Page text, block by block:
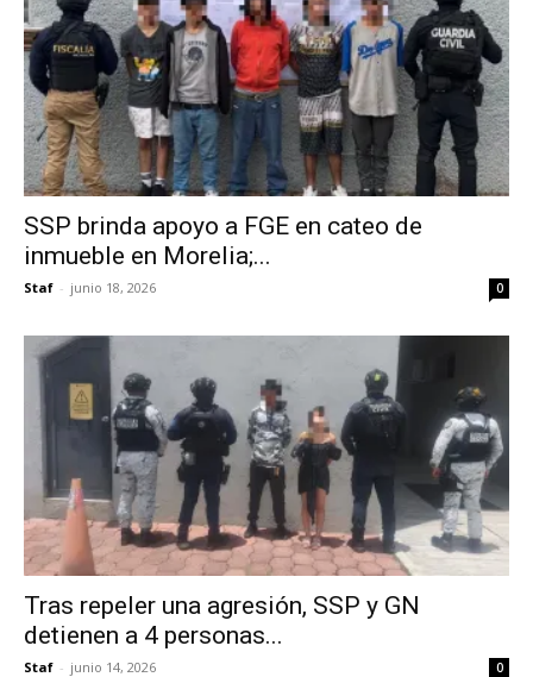
SSP brinda apoyo a FGE en cateo de
inmueble en Morelia;...
Staf - junio 18, 2026 0
Tras repeler una agresión, SSP y GN
detienen a 4 personas...
Staf - junio 14, 2026 0